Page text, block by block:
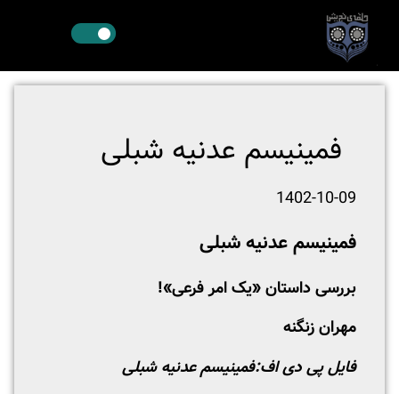
فمینیسم عدنیه شبلی
1402-10-09
فمینیسم عدنیه شبلی
بررسی داستان «یک امر فرعی»!
مهران زنگنه
فایل پی دی اف:فمینیسم عدنیه شبلی